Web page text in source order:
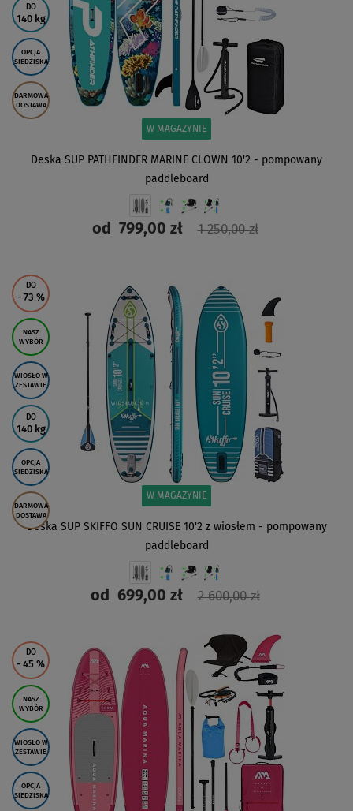
DO
140 kg
OPCJA
SIEDZISKA
DARMOWA
DOSTAWA
W MAGAZYNIE
Deska SUP PATHFINDER MARINE CLOWN 10'2 - pompowany
paddleboard
od799,00 zł 1 250,00 zł
DO
- 73 %
NASZ
WYBÓR
WIOSŁO W
ZESTAWIE
DO
140 kg
OPCJA
SIEDZISKA
DARMOWA
DOSTAWA
W MAGAZYNIE
Deska SUP SKIFFO SUN CRUISE 10'2 z wiosłem - pompowany
paddleboard
od 699,00 zł 2 600,00 zł
DO
- 45 %
NASZ
WYBÓR
WIOSŁO W
ZESTAWIE
OPCJA
SIEDZISKA